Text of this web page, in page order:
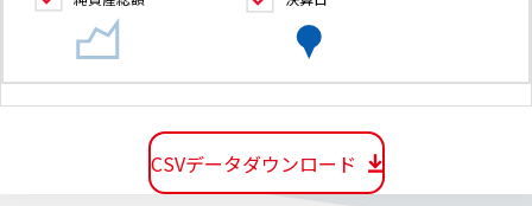
CSVデータダウンロード